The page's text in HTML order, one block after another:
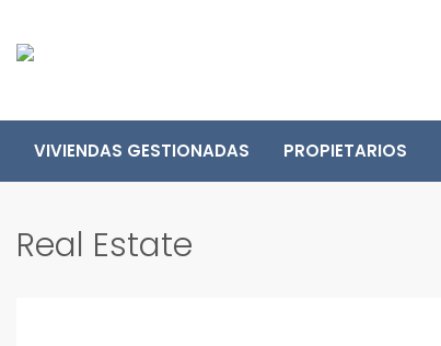
VIVIENDAS GESTIONADAS PROPIETARIOS
Real Estate